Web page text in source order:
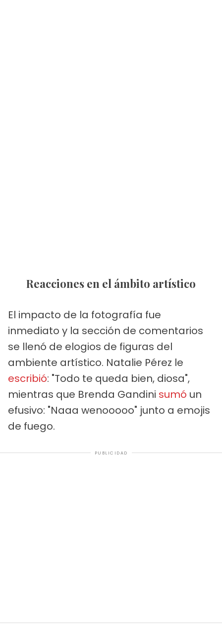
Reacciones en el ámbito artístico
El impacto de la fotografía fue
inmediato y la sección de comentarios
se llenó de elogios de figuras del
ambiente artístico. Natalie Pérez le
escribió: "Todo te queda bien, diosa",
mientras que Brenda Gandini sumó un
efusivo: "Naaa wenooooo" junto a emojis
de fuego.
PUBLICIDAD